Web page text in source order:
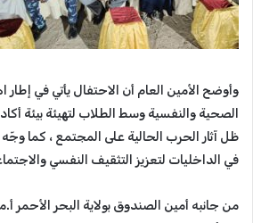
وأوضح الأمين العام أن الاحتفال يأتي في إطار
الصحية والنفسية وسط الطلاب لتهيئة بيئة
ظل آثار الحرب الحالية على المجتمع ، كما
في الداخليات لتعزيز التثقيف النفسي
من جانبه أمين الصندوق بولاية البحر